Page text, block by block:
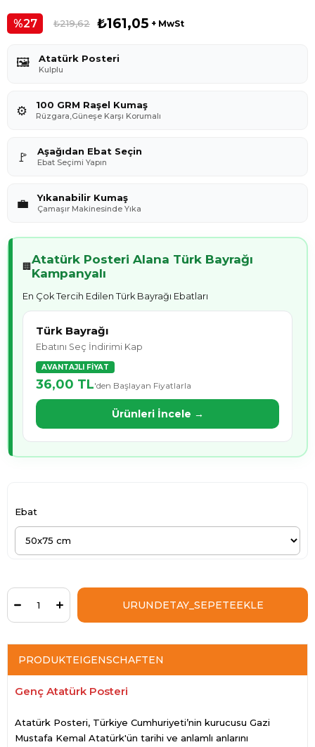
27 ₺219,62 ₺161,05 + MwSt
🖼️ Atatürk Posteri
Kulplu
⚙️ 100 GRM Raşel Kumaş
Rüzgara,Güneşe Karşı Korumalı
🚩 Aşağıdan Ebat Seçin
Ebat Seçimi Yapın
💼 Yıkanabilir Kumaş
Çamaşır Makinesinde Yıka
🏢Atatürk Posteri Alana Türk Bayrağı
Kampanyalı
En Çok Tercih Edilen Türk Bayrağı Ebatları
Türk Bayrağı
Ebatını Seç İndirimi Kap
AVANTAJLI FİYAT
36,00 TL'den Başlayan Fiyatlarla
Ürünleri İncele →
Ebat
PRODUKTEIGENSCHAFTEN
Genç Atatürk Posteri
Atatürk Posteri, Türkiye Cumhuriyeti’nin kurucusu Gazi
Mustafa Kemal Atatürk'ün tarihi ve anlamlı anlarını